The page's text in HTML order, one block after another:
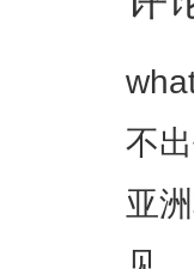
不
亚